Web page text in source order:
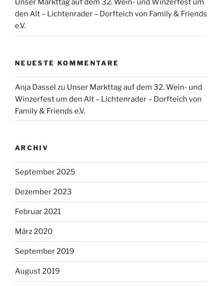
Unser Markttag auf dem 32. Wein- und Winzerfest um
den Alt – Lichtenrader – Dorfteich von Family & Friends
e.V.
NEUESTE KOMMENTARE
Anja Dassel zu Unser Markttag auf dem 32. Wein- und
Winzerfest um den Alt – Lichtenrader – Dorfteich von
Family & Friends e.V.
ARCHIV
September 2025
Dezember 2023
Februar 2021
März 2020
September 2019
August 2019